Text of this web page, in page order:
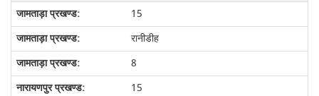
15
रानीडीह
8
15